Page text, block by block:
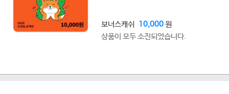
보너스캐쉬 10,000원
상품이 모두 소진되었습니다.